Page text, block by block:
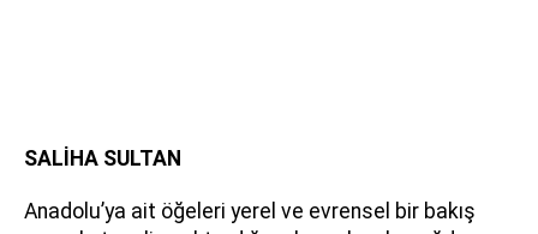
SALİHA SULTAN
Anadolu’ya ait öğeleri yerel ve evrensel bir bakış